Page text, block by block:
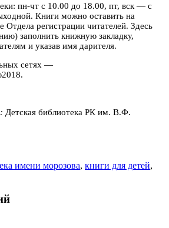
пн-чт с 10.00 до 18.00, пт, вск — с
Книги можно оставить на
Отдела регистрации читателей. Здесь
заполнить книжную закладку,
и указав имя дарителя.
сетях —
Детская библиотека РК им. В.Ф.
имени морозова, книги для детей,